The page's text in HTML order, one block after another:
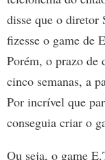
disse que o diretor
fizesse o game de
Porém, o prazo de
cinco semanas, a
Por incrível que
conseguia criar o
Ou seja, o game